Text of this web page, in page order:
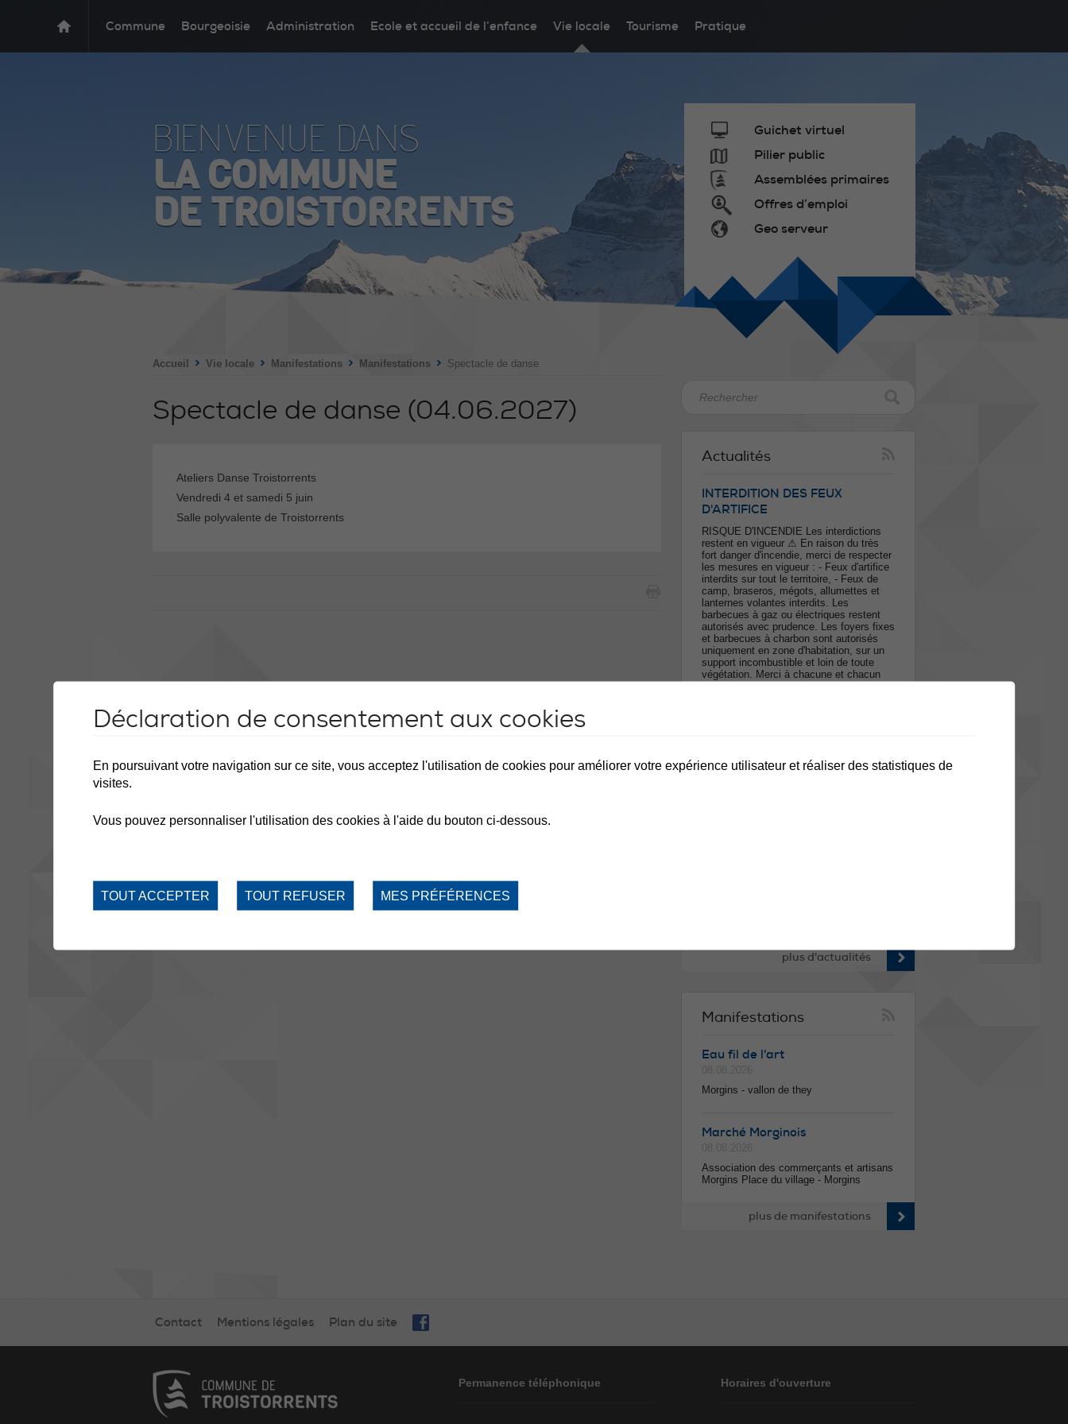
Commune Bourgeoisie Administration Ecole et accueil de l’enfance Vie locale Tourisme Pratique
BIENVENUE DANS
LA COMMUNE
DE TROISTORRENTS
Guichet virtuel
Pilier public
Assemblées primaires
Offres d’emploi
Geo serveur
Accueil > Vie locale > Manifestations > Manifestations > Spectacle de danse
Spectacle de danse (04.06.2027)
Ateliers Danse Troistorrents
Vendredi 4 et samedi 5 juin
Salle polyvalente de Troistorrents
Actualités
INTERDITION DES FEUX
D'ARTIFICE
RISQUE D'INCENDIE Les interdictions
restent en vigueur ⚠ En raison du très
fort danger d'incendie, merci de respecter
les mesures en vigueur : - Feux d'artifice
interdits sur tout le territoire, - Feux de
camp, braseros, mégots, allumettes et
lanternes volantes interdits. Les
barbecues à gaz ou électriques restent
autorisés avec prudence. Les foyers fixes
et barbecues à charbon sont autorisés
uniquement en zone d'habitation, sur un
support incombustible et loin de toute
végétation. Merci à chacune et chacun
DES TRANSPORTS SCOLAIRES
plus d'actualités
Manifestations
Eau fil de l'art
Morgins - vallon de they
Marché Morginois
Association des commerçants et artisans
Morgins Place du village - Morgins
plus de manifestations
Contact Mentions légales Plan du site
Horaires d'ouverture
Permanence téléphonique
Déclaration de consentement aux cookies
En poursuivant votre navigation sur ce site, vous acceptez l'utilisation de cookies pour améliorer votre expérience utilisateur et réaliser des statistiques de
visites.
Vous pouvez personnaliser l'utilisation des cookies à l'aide du bouton ci-dessous.
TOUT ACCEPTER TOUT REFUSER MES PRÉFÉRENCES